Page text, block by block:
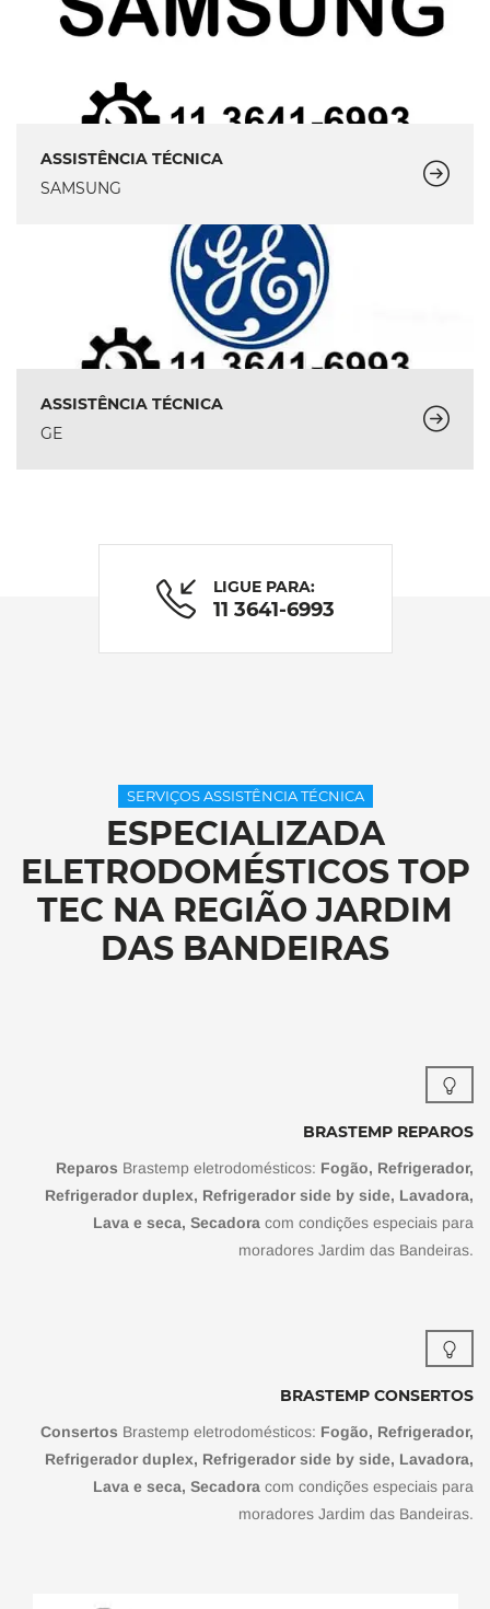
ASSISTÊNCIA TÉCNICA
SAMSUNG
ASSISTÊNCIA TÉCNICA
GE
LIGUE PARA:
11 3641-6993
SERVIÇOS ASSISTÊNCIA TÉCNICA
ESPECIALIZADA
ELETRODOMÉSTICOS TOP
TEC NA REGIÃO JARDIM
DAS BANDEIRAS
BRASTEMP REPAROS
Reparos Brastemp eletrodomésticos: Fogão, Refrigerador,
Refrigerador duplex, Refrigerador side by side, Lavadora,
Lava e seca, Secadora com condições especiais para
moradores Jardim das Bandeiras.
BRASTEMP CONSERTOS
Consertos Brastemp eletrodomésticos: Fogão, Refrigerador,
Refrigerador duplex, Refrigerador side by side, Lavadora,
Lava e seca, Secadora com condições especiais para
moradores Jardim das Bandeiras.